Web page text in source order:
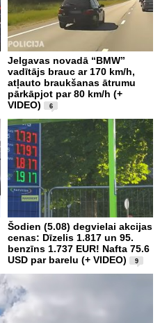
Jelgavas novadā “BMW”
vadītājs brauc ar 170 km/h,
atļauto braukšanas ātrumu
pārkāpjot par 80 km/h (+
VIDEO)
6
Šodien (5.08) degvielai akcijas
cenas: Dīzelis 1.817 un 95.
benzīns 1.737 EUR! Nafta 75.6
USD par barelu (+ VIDEO)
9